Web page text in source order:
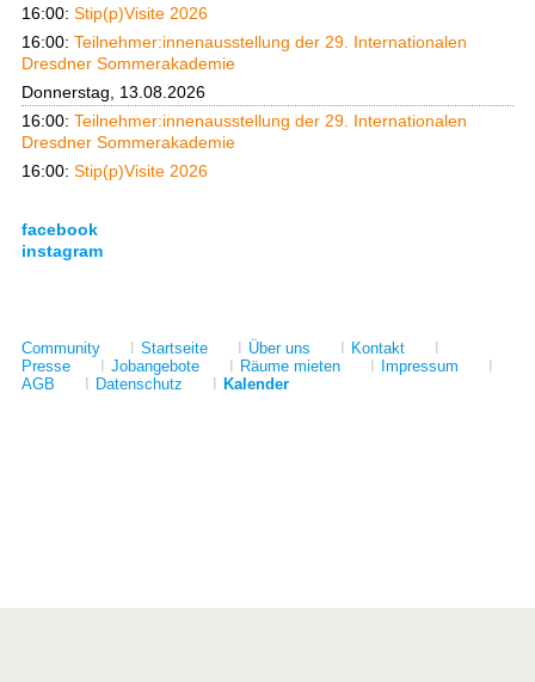
16:00: Stip(p)Visite 2026
16:00: Teilnehmer:innenausstellung der 29. Internationalen
Dresdner Sommerakademie
Donnerstag, 13.08.2026
16:00: Teilnehmer:innenausstellung der 29. Internationalen
Dresdner Sommerakademie
16:00: Stip(p)Visite 2026
facebook
instagram
Community Startseite Über uns Kontakt
Presse
Jobangebote Räume mieten Impressum
AGB
Datenschutz Kalender